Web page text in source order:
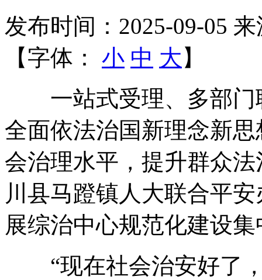
发布时间：2025-09-05 来
【字体： 小 中 大 】
一站式受理、多部门
全面依法治国新理念新
会治理水平，提升群众
川县马蹬镇人大联合平
展综治中心规范化建设
“现在社会治安好了，